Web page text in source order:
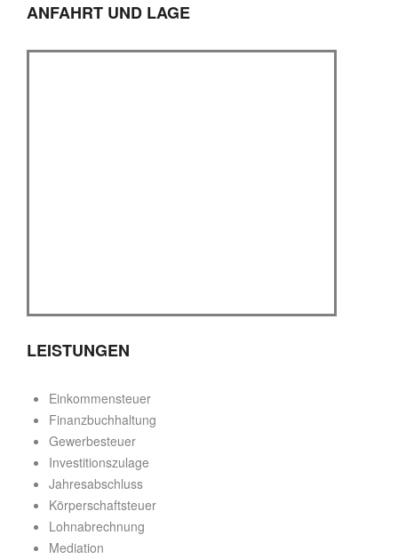
ANFAHRT UND LAGE
LEISTUNGEN
Einkommensteuer
Finanzbuchhaltung
Gewerbesteuer
Investitionszulage
Jahresabschluss
Körperschaftsteuer
Lohnabrechnung
Mediation